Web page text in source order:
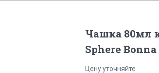
Чашка 80мл
Sphere Bonna
Цену уточняйте